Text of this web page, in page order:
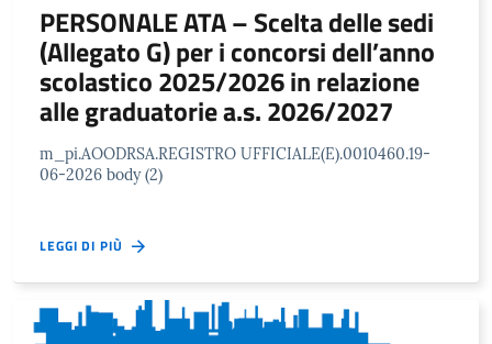
PERSONALE ATA – Scelta delle sedi
(Allegato G) per i concorsi dell’anno
scolastico 2025/2026 in relazione
alle graduatorie a.s. 2026/2027
m_pi.AOODRSA.REGISTRO UFFICIALE(E).0010460.19-
06-2026 body (2)
LEGGI DI PIÙ